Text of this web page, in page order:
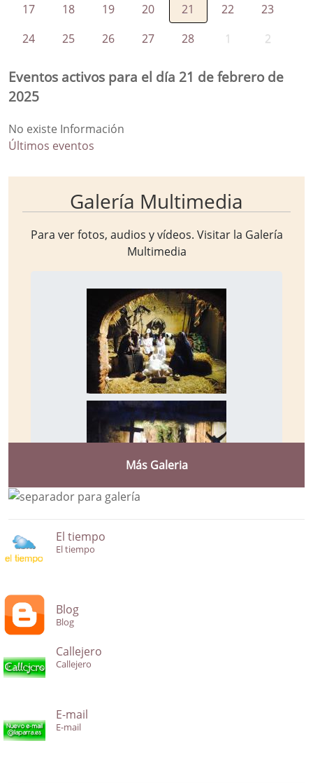
17 18 19 20 21 22
23
24
25 26 27 28 1 2
Eventos activos para el día 21 de febrero de
2025
No existe Información
Últimos eventos
Galería Multimedia
Para ver fotos, audios y vídeos. Visitar la Galería
Multimedia
Más Galeria
El tiempo
El tiempo
Blog
Blog
Callejero
Callejero
E-mail
E-mail